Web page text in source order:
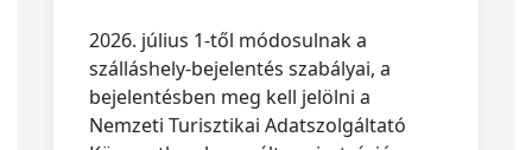
2026. július 1-től módosulnak a
szálláshely-bejelentés szabályai, a
bejelentésben meg kell jelölni a
Nemzeti Turisztikai Adatszolgáltató